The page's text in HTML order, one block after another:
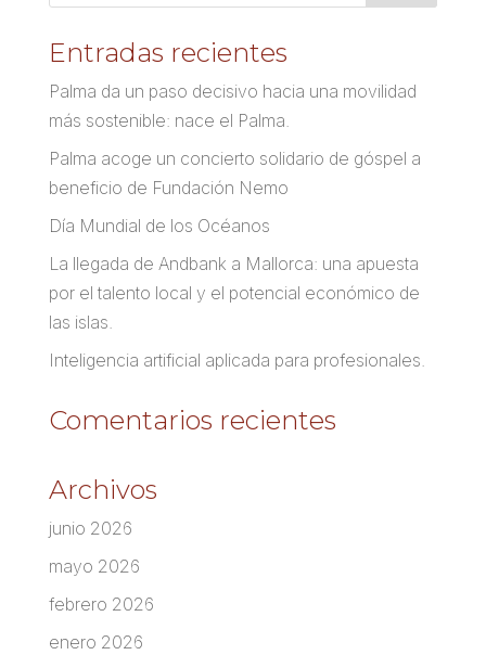
Entradas recientes
Palma da un paso decisivo hacia una movilidad
más sostenible: nace el Palma.
Palma acoge un concierto solidario de góspel a
beneficio de Fundación Nemo
Día Mundial de los Océanos
La llegada de Andbank a Mallorca: una apuesta
por el talento local y el potencial económico de
las islas.
Inteligencia artificial aplicada para profesionales.
Comentarios recientes
Archivos
junio 2026
mayo 2026
febrero 2026
enero 2026